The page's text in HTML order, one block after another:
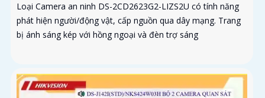
Loại Camera an ninh DS-2CD2623G2-LIZS2U có tính năng
phát hiện người/động vật, cấp nguồn qua dây mạng. Trang
bị ánh sáng kép với hồng ngoại và đèn trợ sáng